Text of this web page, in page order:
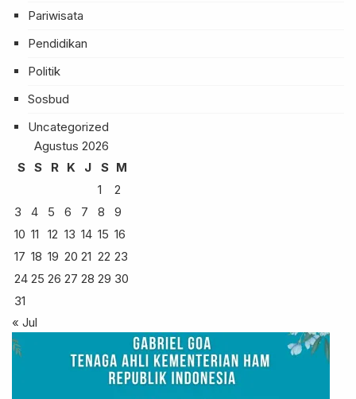
Pariwisata
Pendidikan
Politik
Sosbud
Uncategorized
Agustus 2026
S
S R K J S M
1
2
3
4 5 6 7 8
9
10 11 12 13 14 15 16
17 18 19 20 21 22 23
24 25 26 27 28 29 30
31
« Jul